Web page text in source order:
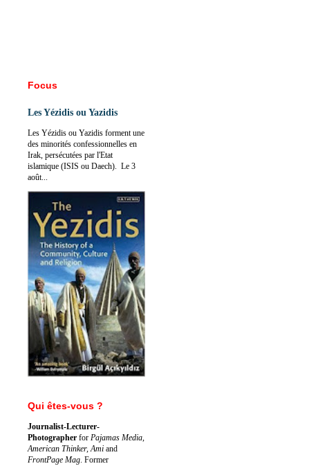
Focus
Les Yézidis ou Yazidis
Les Yézidis ou Yazidis forment une
des minorités confessionnelles en
Irak, persécutées par l'Etat
islamique (ISIS ou Daech). Le 3
août...
Qui êtes-vous ?
Journalist-Lecturer-
Photographer for Pajamas Media,
American Thinker, Ami and
FrontPage Mag. Former